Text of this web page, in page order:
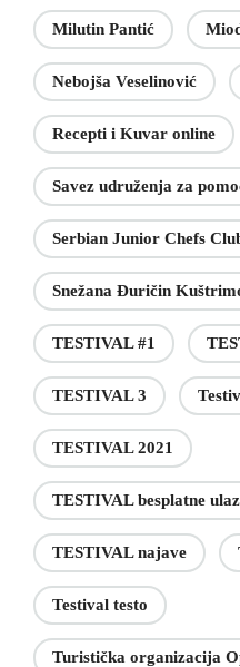
Milutin Pantić
Nebojša Veselinović
Recepti i Kuvar online
Savez udruženja za
Serbian Junior Chefs
Snežana Đuričin
TESTIVAL #1
TESTIVAL 3
TESTIVAL 2021
TESTIVAL besplatne
TESTIVAL najave
Testival testo
Turistička organizacija